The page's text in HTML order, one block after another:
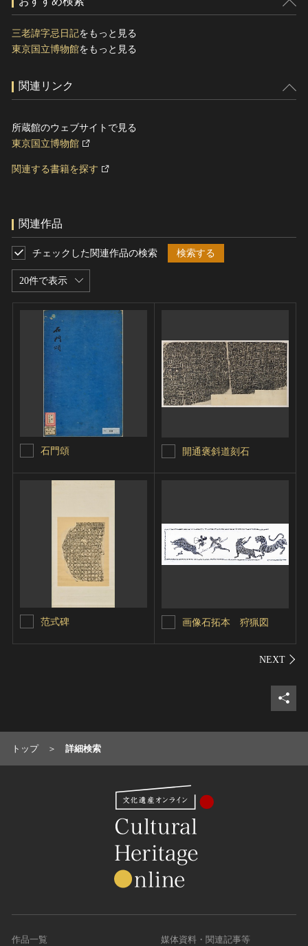
三老諱字忌日記をもっと見る
東京国立博物館をもっと見る
関連リンク
所蔵館のウェブサイトで見る
東京国立博物館
関連する書籍を探す
関連作品
20件で表示
チェックした関連作品の検索 検索する
石門頌 開通褒斜道刻石
范式碑 画像石拓本 狩猟図
シェ
トップ 詳細検索
作品一覧 媒体資料・関連記事等